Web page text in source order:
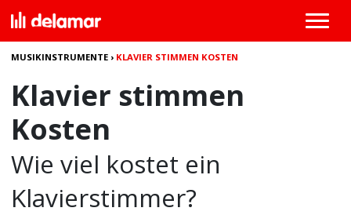
MUSIKINSTRUMENTE › KLAVIER STIMMEN KOSTEN
Klavier stimmen
Kosten
Wie viel kostet ein
Klavierstimmer?